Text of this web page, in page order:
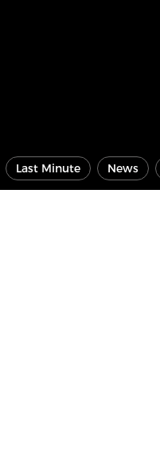
Last Minute News